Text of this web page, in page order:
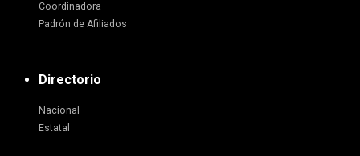
Coordinadora
Padrón de Afiliados
Directorio
Nacional
Estatal